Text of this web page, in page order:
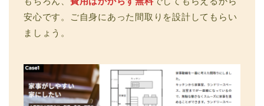
安心です。ご自身にあった間取りを設計してもらい
ましょう。